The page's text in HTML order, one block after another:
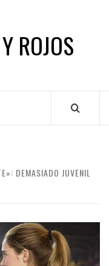
ROJOS
DEMASIADO JUVENIL